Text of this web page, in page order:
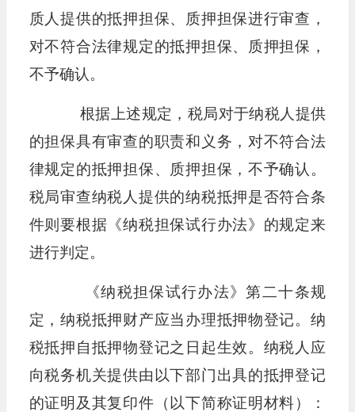
质人提供的抵押担保、质押担保进行审查，
对不符合法律规定的抵押担保、质押担保，
不予确认。
根据上述规定，税局对于纳税人提供
的担保具有审查的职责和义务，对不符合法
律规定的抵押担保、质押担保，不予确认。
税局审查纳税人提供的纳税抵押是否符合条
件则要根据《纳税担保试行办法》的规定来
进行判定。
《纳税担保试行办法》第二十条规
定，纳税抵押财产应当办理抵押物登记。纳
税抵押自抵押物登记之日起生效。纳税人应
向税务机关提供由以下部门出具的抵押登记
的证明及其复印件（以下简称证明材料）：